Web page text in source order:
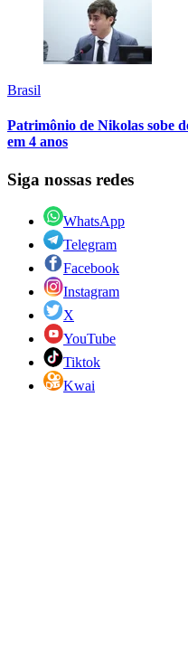
Brasil
Patrimônio de Nikolas sobe
em 4 anos
Siga nossas redes
WhatsApp
Telegram
Facebook
Instagram
X
YouTube
Tiktok
Kwai